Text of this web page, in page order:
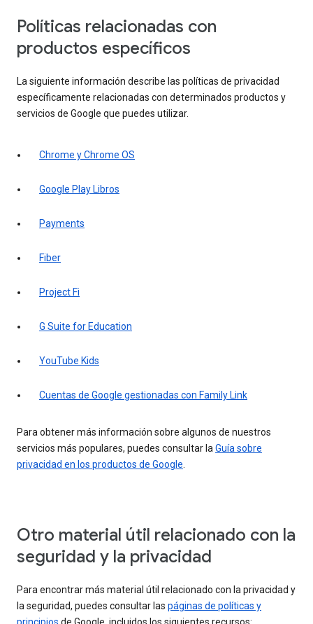
Políticas relacionadas con
productos específicos
La siguiente información describe las políticas de privacidad
específicamente relacionadas con determinados productos y
servicios de Google que puedes utilizar.
Chrome y Chrome OS
Google Play Libros
Payments
Fiber
Project Fi
G Suite for Education
YouTube Kids
Cuentas de Google gestionadas con Family Link
Para obtener más información sobre algunos de nuestros
servicios más populares, puedes consultar laGuía sobre
privacidad en los productos de Google.
Otro material útil relacionado con la
seguridad y la privacidad
Para encontrar más material útil relacionado con la privacidad y
la seguridad, puedes consultar las páginas de políticas y